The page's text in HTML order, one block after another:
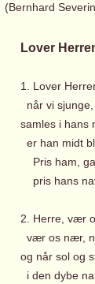
(Bernhard
Lover
1. Lover
når vi
samles i hans
er han midt
Pris ham,
pris hans
2. Herre, vær
vær os nær,
og når sol og
i den dybe